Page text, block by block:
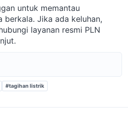
untuk memantau
berkala. Jika ada keluhan,
layanan resmi PLN
#tagihan listrik